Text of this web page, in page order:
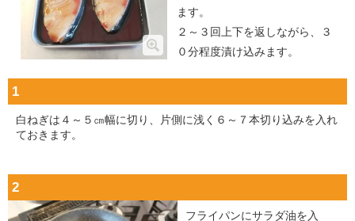
ます。
２～３回上下を返しながら、３
０分程度漬け込みます。
1
白ねぎは４～５㎝幅に切り、片側に浅く６～７本切り込みを入れ
ておきます。
2
フライパンにサラダ油を入